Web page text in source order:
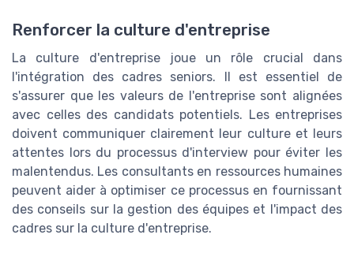
Renforcer la culture d'entreprise
La culture d'entreprise joue un rôle crucial dans
l'intégration des cadres seniors. Il est essentiel de
s'assurer que les valeurs de l'entreprise sont alignées
avec celles des candidats potentiels. Les entreprises
doivent communiquer clairement leur culture et leurs
attentes lors du processus d'interview pour éviter les
malentendus. Les consultants en ressources humaines
peuvent aider à optimiser ce processus en fournissant
des conseils sur la gestion des équipes et l'impact des
cadres sur la culture d'entreprise.